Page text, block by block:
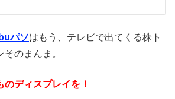
パソはもう、テレビで出てくる株ト
のまんま。
のディスプレイを！